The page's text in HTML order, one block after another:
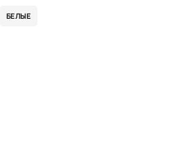
БЕЛЫЕ